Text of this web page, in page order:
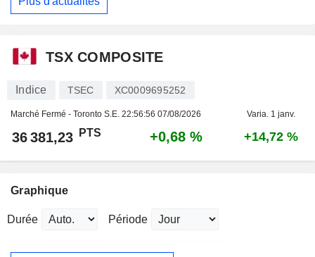
TSX COMPOSITE
Indice TSEC XC0009695252
Marché Fermé - Toronto S.E. 22:56:56 07/08/2026 Varia. 1 janv.
36 381,23 PTS +0,68 % +14,72 %
Graphique
Durée Période